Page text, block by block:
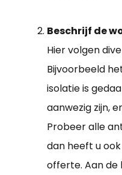
Beschrijf de
Hier volgen
Bijvoorbeeld
isolatie is
aanwezig zijn,
Probeer alle
dan heeft u
offerte. Aan de